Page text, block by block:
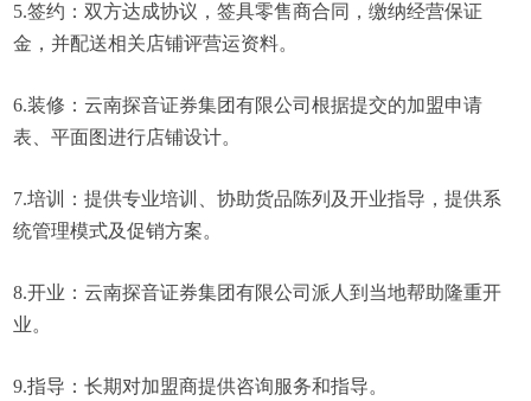
5.签约：双方达成协议，签具零售商合同，缴纳经营保证
金，并配送相关店铺评营运资料。
6.装修：云南探音证券集团有限公司根据提交的加盟申请
表、平面图进行店铺设计。
7.培训：提供专业培训、协助货品陈列及开业指导，提供系
统管理模式及促销方案。
8.开业：云南探音证券集团有限公司派人到当地帮助隆重开
业。
9.指导：长期对加盟商提供咨询服务和指导。